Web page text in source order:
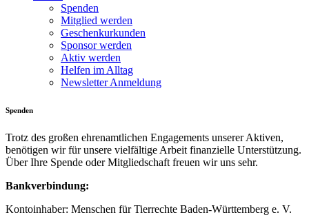
Spenden
Mitglied werden
Geschenkurkunden
Sponsor werden
Aktiv werden
Helfen im Alltag
Newsletter Anmeldung
Spenden
Trotz des großen ehrenamtlichen Engagements unserer Aktiven,
benötigen wir für unsere vielfältige Arbeit finanzielle Unterstützung.
Über Ihre Spende oder Mitgliedschaft freuen wir uns sehr.
Bankverbindung:
Kontoinhaber: Menschen für Tierrechte Baden-Württemberg e. V.